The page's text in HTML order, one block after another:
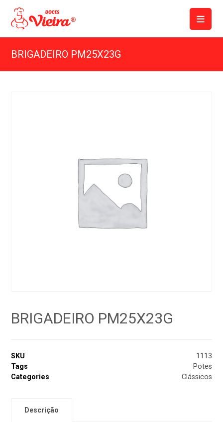
BRIGADEIRO PM25X23G
BRIGADEIRO PM25X23G
SKU
1113
Tags
Potes
Categories
Clássicos
Descrição